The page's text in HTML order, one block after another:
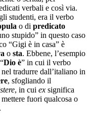
verbali e così via.
studenti, era il verbo
o di predicato
stupido” in questo caso
“Gigi è in casa” è
o sta. Ebbene, l’esempio
Dio è” in cui il verbo
tradurre dall’italiano in
, sfogliando il
, in cui ex significa
fuori qualcosa o